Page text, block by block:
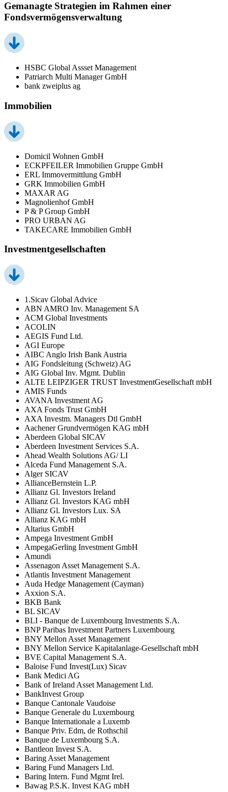
Gemanagte Strategien im Rahmen einer
Fondsvermögensverwaltung
HSBC Global Assset Management
Patriarch Multi Manager GmbH
bank zweiplus ag
Immobilien
Domicil Wohnen GmbH
ECKPFEILER Immobilien Gruppe GmbH
ERL Immovermittlung GmbH
GRK Immobilien GmbH
MAXAR AG
Magnolienhof GmbH
P & P Group GmbH
PRO URBAN AG
TAKECARE Immobilien GmbH
Investmentgesellschaften
1.Sicav Global Advice
ABN AMRO Inv. Management SA
ACM Global Investments
ACOLIN
AEGIS Fund Ltd.
AGI Europe
AIBC Anglo Irish Bank Austria
AIG Fondsleitung (Schweiz) AG
AIG Global Inv. Mgmt. Dublin
ALTE LEIPZIGER TRUST InvestmentGesellschaft mbH
AMIS Funds
AVANA Investment AG
AXA Fonds Trust GmbH
AXA Investm. Managers Dtl GmbH
Aachener Grundvermögen KAG mbH
Aberdeen Global SICAV
Aberdeen Investment Services S.A.
Ahead Wealth Solutions AG/ LI
Alceda Fund Management S.A.
Alger SICAV
AllianceBernstein L.P.
Allianz Gl. Investors Ireland
Allianz Gl. Investors KAG mbH
Allianz Gl. Investors Lux. SA
Allianz KAG mbH
Altarius GmbH
Ampega Investment GmbH
AmpegaGerling Investment GmbH
Amundi
Assenagon Asset Management S.A.
Atlantis Investment Management
Auda Hedge Management (Cayman)
Axxion S.A.
BKB Bank
BL SICAV
BLI - Banque de Luxembourg Investments S.A.
BNP Paribas Investment Partners Luxembourg
BNY Mellon Asset Management
BNY Mellon Service Kapitalanlage-Gesellschaft mbH
BVE Capital Management S.A.
Baloise Fund Invest(Lux) Sicav
Bank Medici AG
Bank of Ireland Asset Management Ltd.
BankInvest Group
Banque Cantonale Vaudoise
Banque Generale du Luxembourg
Banque Internationale a Luxemb
Banque Priv. Edm, de Rothschil
Banque de Luxembourg S.A.
Bantleon Invest S.A.
Baring Asset Management
Baring Fund Managers Ltd.
Baring Intern. Fund Mgmt Irel.
Bawag P.S.K. Invest KAG mbH